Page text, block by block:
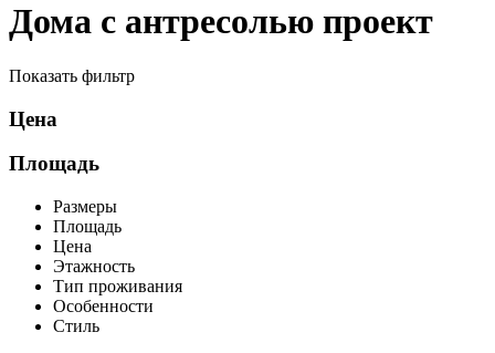
Дома с антресолью проект
Показать фильтр
Цена
Площадь
Размеры
Площадь
Цена
Этажность
Тип проживания
Особенности
Стиль